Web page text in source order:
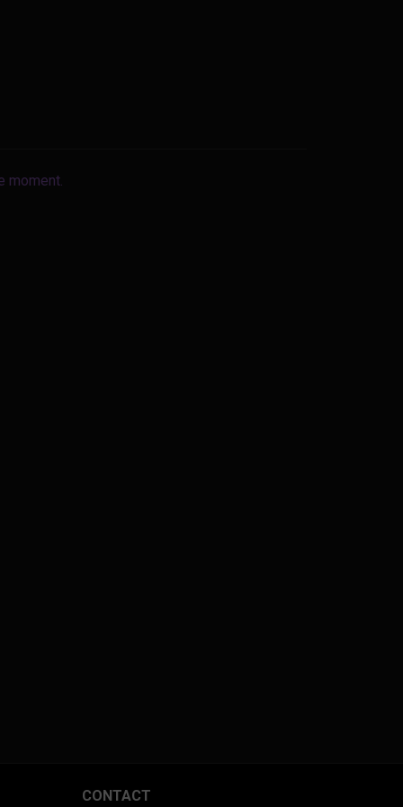
moment.
CONTACT